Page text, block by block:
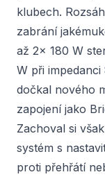
klubech.
zabrání
až 2x 180 W
W při
dočkal nového
zapojení jako
Zachoval si
systém s
proti přehřátí